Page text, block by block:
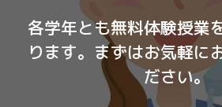
各学年とも無料体験授業
ります。まずはお気軽に
ださい。